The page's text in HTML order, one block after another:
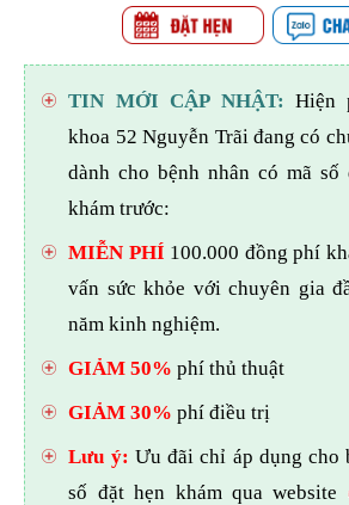
TIN MỚI CẬP NHẬT: Hiện
khoa 52 Nguyễn Trãi đang có
dành cho bệnh nhân có mã
khám trước:
MIỄN PHÍ 100.000 đồng phí
vấn sức khỏe với chuyên gia
năm kinh nghiệm.
GIẢM 50% phí thủ thuật
GIẢM 30% phí điều trị
Lưu ý: Ưu đãi chỉ áp dụng cho
số đặt hẹn khám qua website